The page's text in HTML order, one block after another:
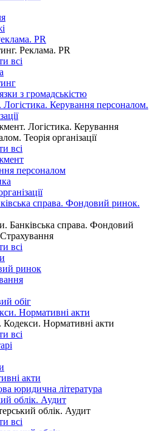
PR
Реклама. PR
всі
з громадськістю
Керування персоналом.
Логістика. Керування
Теорія організації
всі
персоналом
справа. Фондовий ринок.
Банківська справа. Фондовий
всі
ринок
обіг
Нормативні акти
Кодекси. Нормативні акти
всі
акти
юридична література
облік. Аудит
облік. Аудит
всі